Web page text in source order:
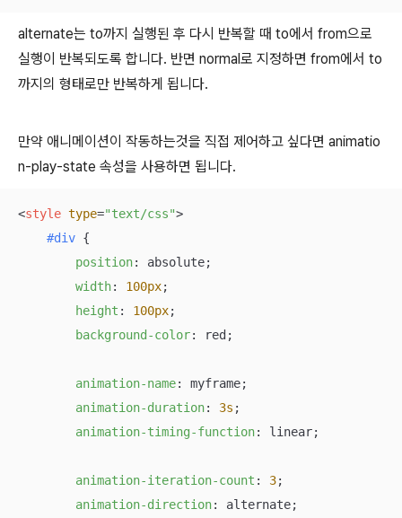
alternate는 to까지 실행된 후 다시 반복할 때 to에서 from으로
실행이 반복되도록 합니다. 반면 normal로 지정하면 from에서 to
까지의 형태로만 반복하게 됩니다.
만약 애니메이션이 작동하는것을 직접 제어하고 싶다면 animatio
n-play-state 속성을 사용하면 됩니다.
<style type="text/css">
#div {
position: absolute;
width: 100px;
height : 100px;
background-color: red;
animation-name: myframe;
animation-duration: 3s ;
animation-timing-function: linear;
animation-iteration-count : 3;
animation-direction: alternate;